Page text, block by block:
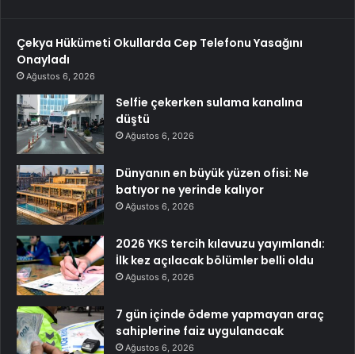
Çekya Hükümeti Okullarda Cep Telefonu Yasağını
Onayladı
Ağustos 6, 2026
Selfie çekerken sulama kanalına
düştü
Ağustos 6, 2026
Dünyanın en büyük yüzen ofisi: Ne
batıyor ne yerinde kalıyor
Ağustos 6, 2026
2026 YKS tercih kılavuzu yayımlandı:
İlk kez açılacak bölümler belli oldu
Ağustos 6, 2026
7 gün içinde ödeme yapmayan araç
sahiplerine faiz uygulanacak
Ağustos 6, 2026